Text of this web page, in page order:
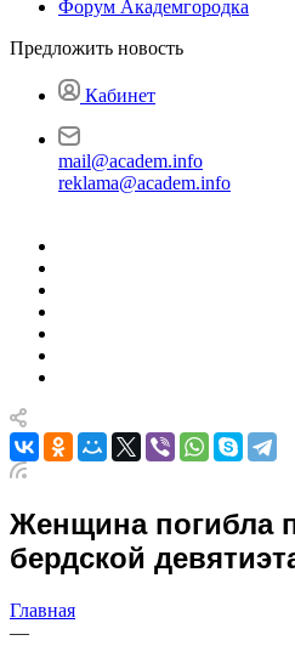
Форум Академгородка
Предложить новость
Кабинет
mail@academ.info
reklama@academ.info
Женщина погибла
бердской
Главная
—